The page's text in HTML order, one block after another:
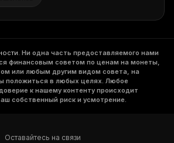
. Ни одна часть предоставляемого нами
финансовым советом по ценам на монеты,
или любым другим видом совета, на
положиться в любых целях. Любое
к нашему контенту происходит
собственный риск и усмотрение.
Оставайтесь на связи